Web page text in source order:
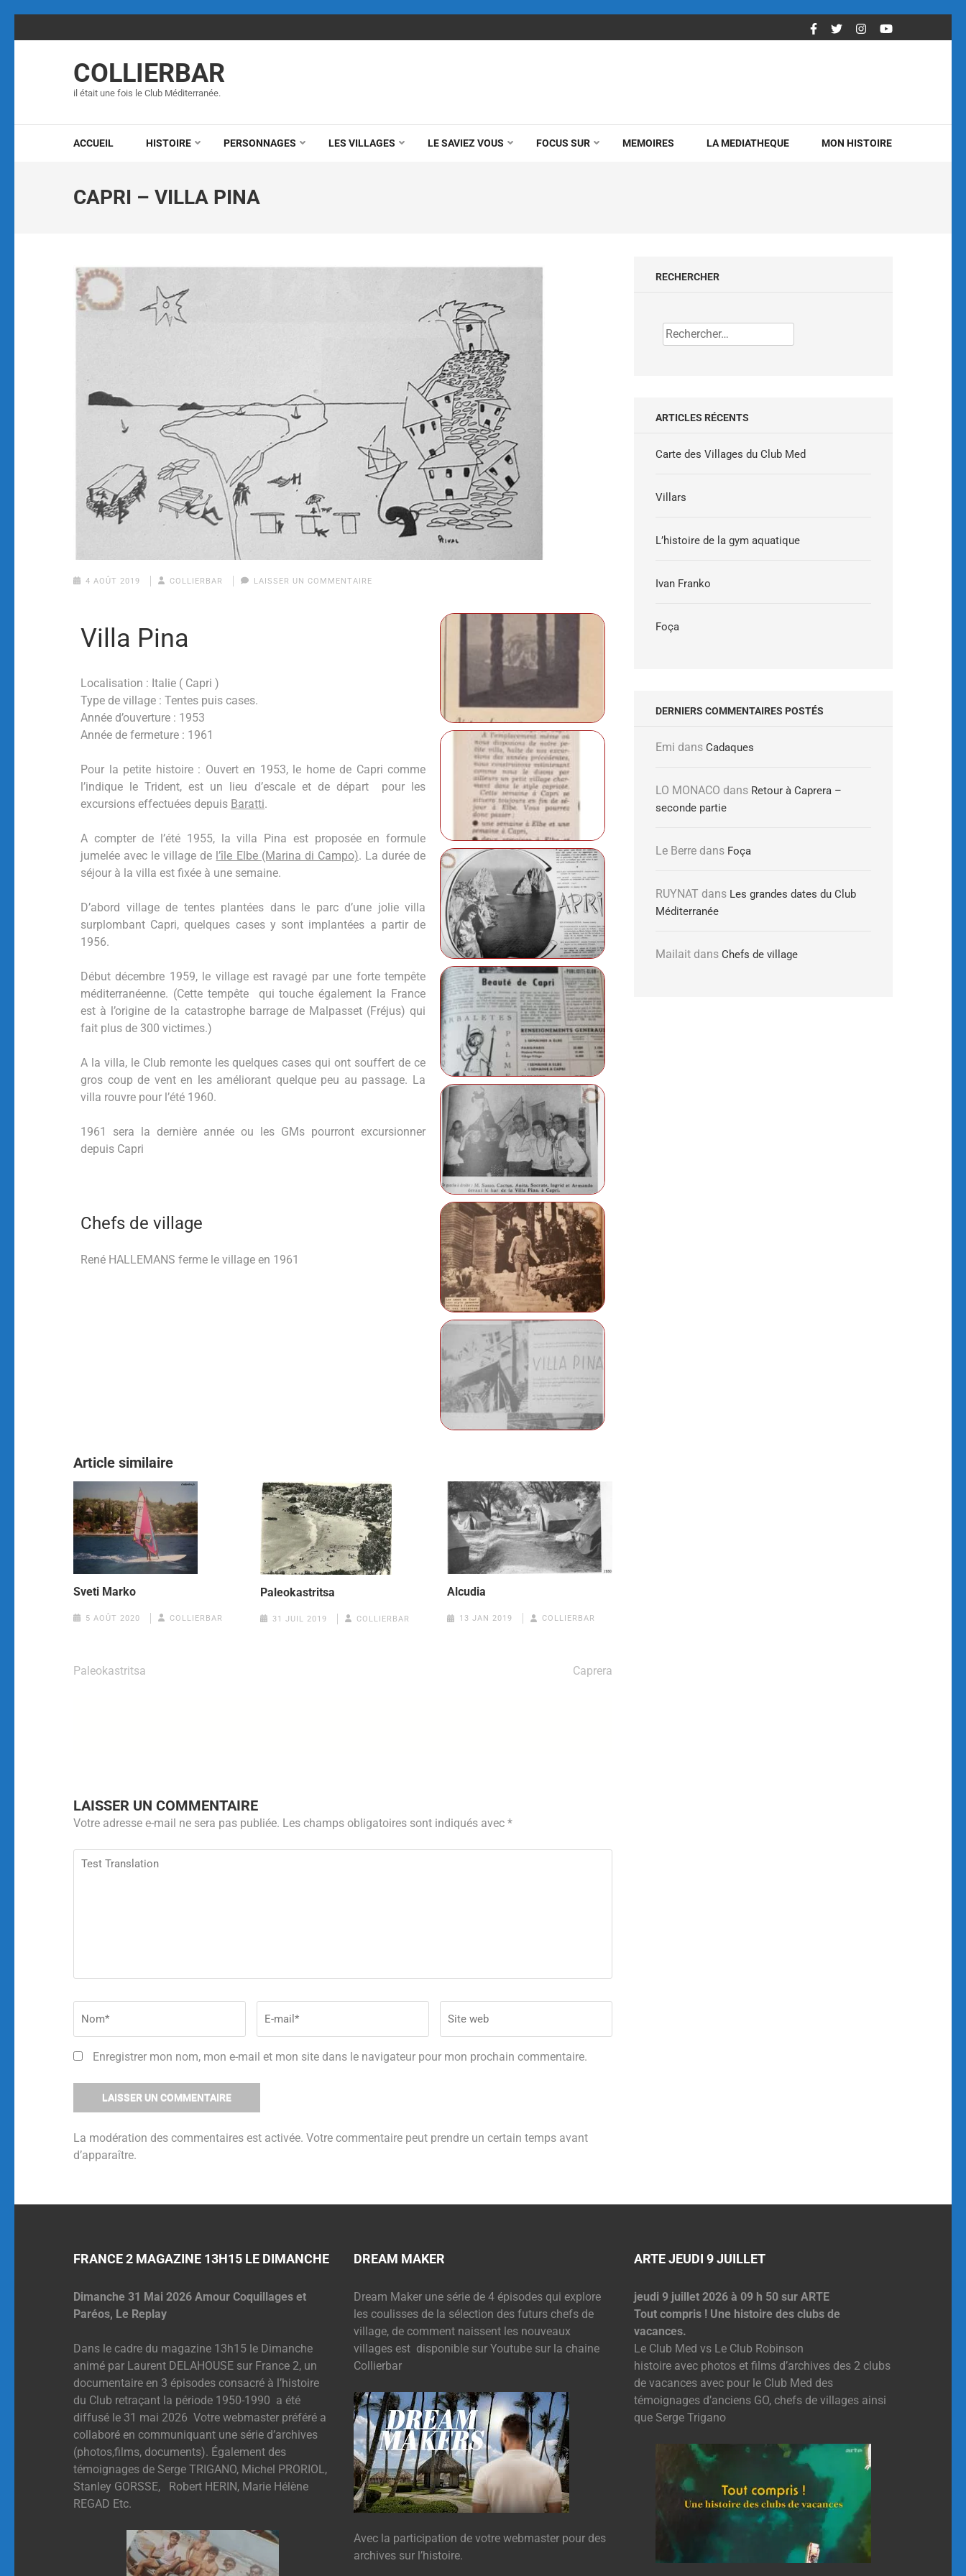
COLLIERBAR
il était une fois le Club Méditerranée.
ACCUEIL HISTOIRE PERSONNAGES LES VILLAGES LE SAVIEZ VOUS FOCUS SUR MEMOIRES LA MEDIATHEQUE MON HISTOIRE
CAPRI – VILLA PINA
4 AOÛT 2019 COLLIERBAR LAISSER UN COMMENTAIRE
Villa Pina
Localisation : Italie ( Capri )
Type de village : Tentes puis cases.
Année d’ouverture : 1953
Année de fermeture : 1961
Pour la petite histoire : Ouvert en 1953, le home de Capri comme
l’indique le Trident, est un lieu d’escale et de départ pour les
excursions effectuées depuis Baratti.
A compter de l’été 1955, la villa Pina est proposée en formule
jumelée avec le village de l’île Elbe (Marina di Campo). La durée de
séjour à la villa est fixée à une semaine.
D’abord village de tentes plantées dans le parc d’une jolie villa
surplombant Capri, quelques cases y sont implantées a partir de
1956.
Début décembre 1959, le village est ravagé par une forte tempête
méditerranéenne. (Cette tempête qui touche également la France
est à l’origine de la catastrophe barrage de Malpasset (Fréjus) qui
fait plus de 300 victimes.)
A la villa, le Club remonte les quelques cases qui ont souffert de ce
gros coup de vent en les améliorant quelque peu au passage. La
villa rouvre pour l’été 1960.
1961 sera la dernière année ou les GMs pourront excursionner
depuis Capri
Chefs de village
René HALLEMANS ferme le village en 1961
Article similaire
Sveti Marko
5 AOÛT 2020 COLLIERBAR
Paleokastritsa
31 JUIL 2019 COLLIERBAR
Alcudia
13 JAN 2019 COLLIERBAR
Paleokastritsa Caprera
LAISSER UN COMMENTAIRE
Votre adresse e-mail ne sera pas publiée. Les champs obligatoires sont indiqués avec *
Enregistrer mon nom, mon e-mail et mon site dans le navigateur pour mon prochain commentaire.
La modération des commentaires est activée. Votre commentaire peut prendre un certain temps avant
d’apparaître.
RECHERCHER
ARTICLES RÉCENTS
Carte des Villages du Club Med
Villars
L’histoire de la gym aquatique
Ivan Franko
Foça
DERNIERS COMMENTAIRES POSTÉS
Emi dansCadaques
LO MONACO dans Retour à Caprera –
seconde partie
Le Berre dans Foça
RUYNAT dans Les grandes dates du Club
Méditerranée
Mailait dansChefs de village
FRANCE 2 MAGAZINE 13H15 LE DIMANCHE
Dimanche 31 Mai 2026 Amour Coquillages et
Paréos, Le Replay
Dans le cadre du magazine 13h15 le Dimanche
animé par Laurent DELAHOUSE sur France 2, un
documentaire en 3 épisodes consacré à l’histoire
du Club retraçant la période 1950-1990 a été
diffusé le 31 mai 2026 Votre webmaster préféré a
collaboré en communiquant une série d’archives
(photos,films, documents). Également des
témoignages de Serge TRIGANO, Michel PRORIOL,
Stanley GORSSE, Robert HERIN, Marie Hélène
REGAD Etc.
DREAM MAKER
Dream Maker une série de 4 épisodes qui explore
les coulisses de la sélection des futurs chefs de
village, de comment naissent les nouveaux
villages est disponible sur Youtube sur la chaine
Collierbar
Avec la participation de votre webmaster pour des
archives sur l’histoire.
ARTE JEUDI 9 JUILLET
jeudi 9 juillet 2026 à 09 h 50 sur ARTE
Tout compris ! Une histoire des clubs de
vacances.
Le Club Med vs Le Club Robinson
histoire avec photos et films d’archives des 2 clubs
de vacances avec pour le Club Med des
témoignages d’anciens GO, chefs de villages ainsi
que Serge Trigano